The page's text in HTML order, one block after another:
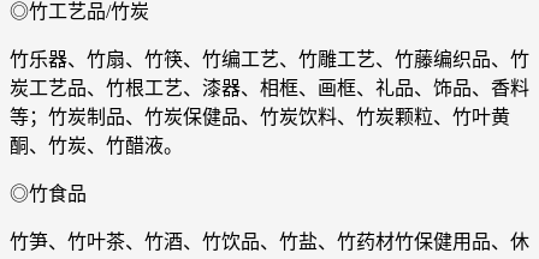
◎竹工艺品/竹炭
竹乐器、竹扇、竹筷、竹编工艺、竹雕工艺、竹藤编织品、竹
炭工艺品、竹根工艺、漆器、相框、画框、礼品、饰品、香料
等；竹炭制品、竹炭保健品、竹炭饮料、竹炭颗粒、竹叶黄
酮、竹炭、竹醋液。
◎竹食品
竹笋、竹叶茶、竹酒、竹饮品、竹盐、竹药材竹保健用品、休